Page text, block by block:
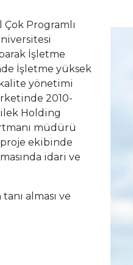
Programlı
İşletme
İşletme yüksek
yönetimi
2010-
Holding
müdürü
proje ekibinde
idari ve
alması ve